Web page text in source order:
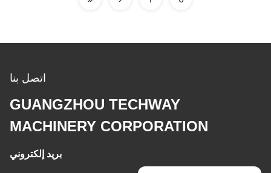
اتصل بنا
GUANGZHOU TECHWAY
MACHINERY CORPORATION
بريد إلكتروني